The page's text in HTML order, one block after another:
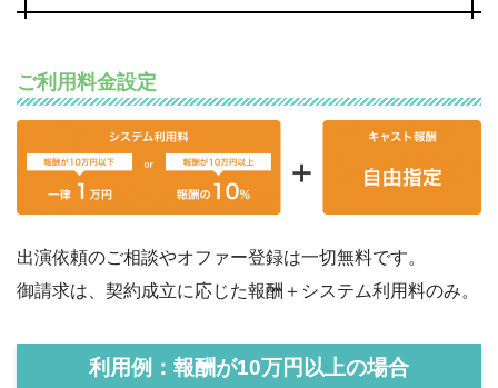
ご利用料金設定
出演依頼のご相談やオファー登録は一切無料です。
御請求は、契約成立に応じた報酬＋システム利用料のみ。
利用例：報酬が10万円以上の場合